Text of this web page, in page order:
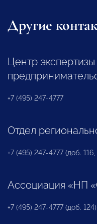
Другие
Центр
+7 (495) 247-4777
Отдел
+7 (495) 247-4777 (доб. 116,
Ассоциация «НП
+7 (495) 247-4777 (доб. 124)